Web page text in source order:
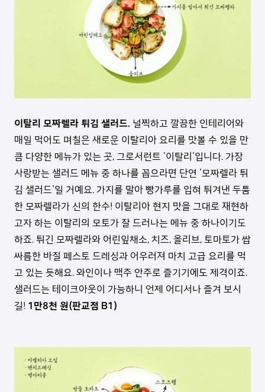
이탈리 모짜렐라 튀김 샐러드. 널찍하고 깔끔한 인테리어와
매일 먹어도 며칠은 새로운 이탈리아 요리를 맛볼 수 있을 만
큼 다양한 메뉴가 있는 곳, 그로서런트 '이탈리'입니다. 가장
사랑받는 샐러드 메뉴 중 하나를 꼽으라면 단연 '모짜렐라 튀
김 샐러드'일 거예요. 가지를 말아 빵가루를 입혀 튀겨낸 두툼
한 모짜렐라가 신의 한수! 이탈리아 현지 맛을 그대로 재현하
고자 하는 이탈리의 모토가 잘 드러나는 메뉴 중 하나이기도
하죠. 튀긴 모짜렐라와 어린잎채소, 치즈, 올리브, 토마토가 쌉
싸름한 바질 페스토 드레싱과 어우러져 마치 고급 요리를 먹
고 있는 듯해요. 와인이나 맥주 안주로 즐기기에도 제격이죠.
샐러드는 테이크아웃이 가능하니 언제 어디서나 즐겨 보시
길! 1만8천 원(판교점 B1)